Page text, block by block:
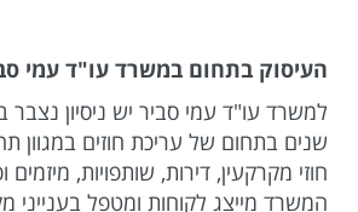
העיסוק בתחום במשרד עו"ד עמי
שנים בתחום של עריכת חוזים במגוון
חוזי מקרקעין, דירות, שותפויות, מיזמים
המשרד מייצג לקוחות ומטפל בענייני